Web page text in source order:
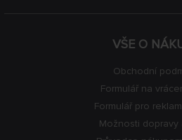
VŠE O
Obchodní
Formulář na
Formulář pro
Možnosti dopravy